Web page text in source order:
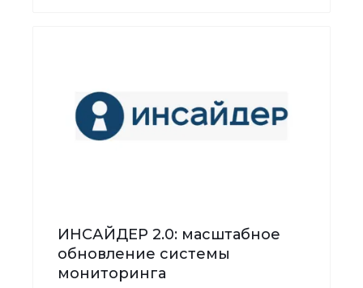
ИНСАЙДЕР 2.0: масштабное
обновление системы
мониторинга